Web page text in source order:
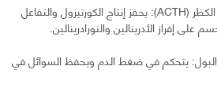
الهرمون الموجه لقشر الكظر (ACTH): يحفز إنتاج الكورتيزول والتفاعل
على إفراز الأدرينالين والنورادرينالين.
البول: يتحكم في ضغط الدم ويحفظ السوائل في